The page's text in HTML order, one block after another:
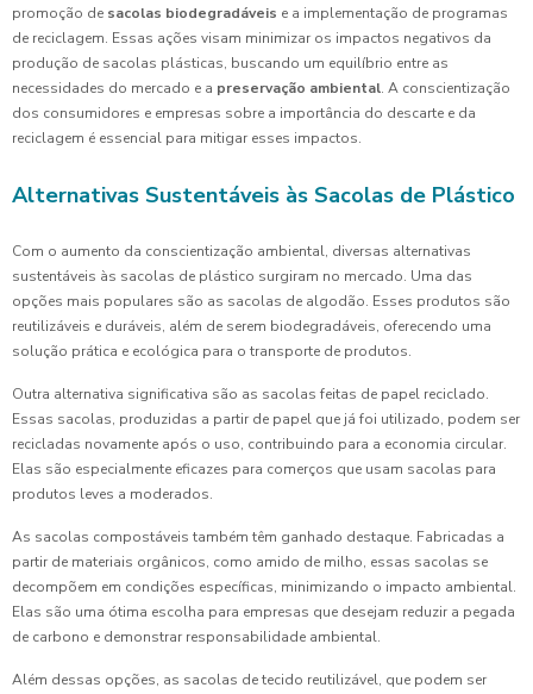
promoção de sacolas biodegradáveis e a implementação de programas
de reciclagem. Essas ações visam minimizar os impactos negativos da
produção de sacolas plásticas, buscando um equilíbrio entre as
necessidades do mercado e a preservação ambiental. A conscientização
dos consumidores e empresas sobre a importância do descarte e da
reciclagem é essencial para mitigar esses impactos.
Alternativas Sustentáveis às Sacolas de Plástico
Com o aumento da conscientização ambiental, diversas alternativas
sustentáveis às sacolas de plástico surgiram no mercado. Uma das
opções mais populares são as sacolas de algodão. Esses produtos são
reutilizáveis e duráveis, além de serem biodegradáveis, oferecendo uma
solução prática e ecológica para o transporte de produtos.
Outra alternativa significativa são as sacolas feitas de papel reciclado.
Essas sacolas, produzidas a partir de papel que já foi utilizado, podem ser
recicladas novamente após o uso, contribuindo para a economia circular.
Elas são especialmente eficazes para comerços que usam sacolas para
produtos leves a moderados.
As sacolas compostáveis também têm ganhado destaque. Fabricadas a
partir de materiais orgânicos, como amido de milho, essas sacolas se
decompõem em condições específicas, minimizando o impacto ambiental.
Elas são uma ótima escolha para empresas que desejam reduzir a pegada
de carbono e demonstrar responsabilidade ambiental.
Além dessas opções, as sacolas de tecido reutilizável, que podem ser